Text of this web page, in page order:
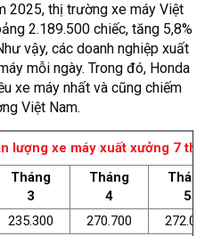
2025, thị trường xe máy Việt
2.189.500 chiếc, tăng 5,8%
vậy, các doanh nghiệp xuất
mỗi ngày. Trong đó, Honda
xe máy nhất và cũng chiếm
Việt Nam.
lượng xe máy xuất xưởng 7
Tháng
3
Tháng
4
Tháng
5
235.300 270.700
272.000